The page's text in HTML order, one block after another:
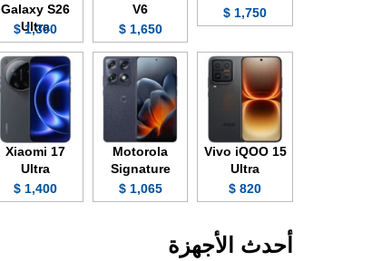
1,750 $
V6
1,650 $
Galaxy S26
Ultra
1,300 $
Vivo iQOO 15
Ultra
820 $
Motorola
Signature
1,065 $
Xiaomi 17
Ultra
1,400 $
أحدث الأجهزة